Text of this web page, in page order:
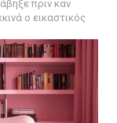
πριν καν
ο εικαστικός